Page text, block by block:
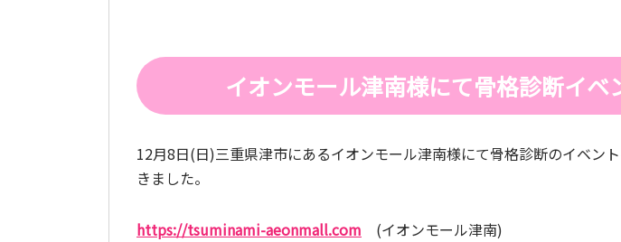
イオンモール津南様にて骨格診断イベ
12月8日(日)三重県津市にあるイオンモール津南様にて骨格診断のイベン
きました。
https://tsuminami-aeonmall.com (イオンモール津南)